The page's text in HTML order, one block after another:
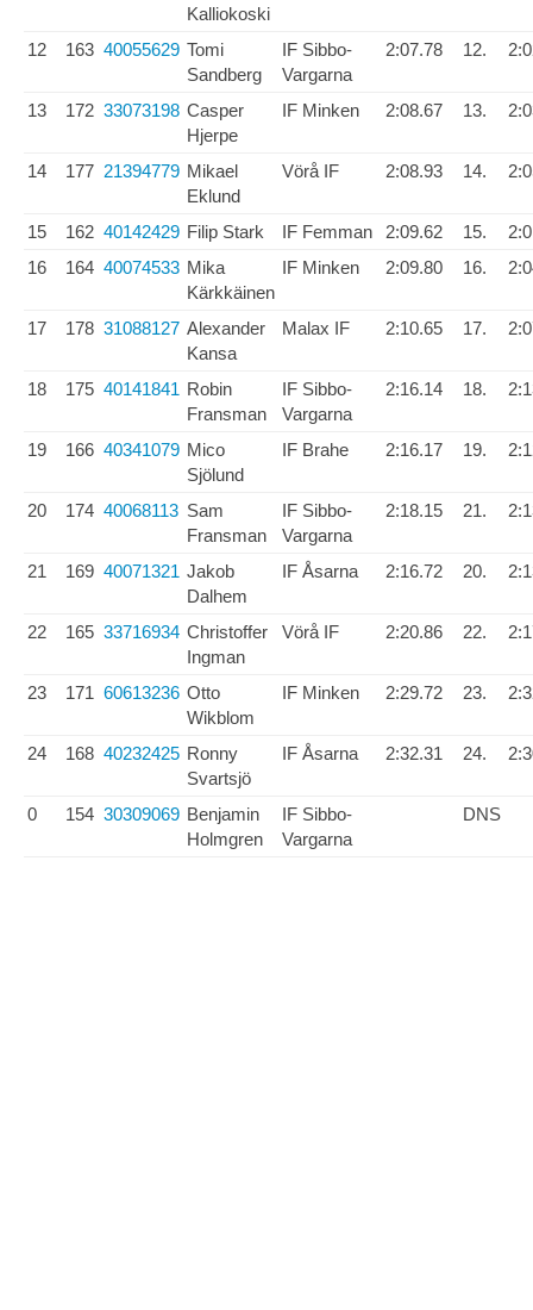
Kalliokoski
12 163 40055629 Tomi
Sandberg
IF Sibbo-
Vargarna
2:07.78 12.
13 172 33073198 Casper
Hjerpe
IF Minken 2:08.67 13.
14 177 21394779 Mikael
Eklund
Vörå IF 2:08.93 14.
15 162 40142429 Filip Stark IF Femman 2:09.62 15.
16
164 40074533 Mika
Kärkkäinen
IF Minken 2:09.80 16.
17 178 31088127 Alexander
Kansa
Malax IF 2:10.65 17.
18 175 40141841 Robin
Fransman
IF Sibbo-
Vargarna
2:16.14 18.
19 166 40341079 Mico
Sjölund
IF Brahe 2:16.17 19.
20 174 40068113 Sam
Fransman
IF Sibbo-
Vargarna
2:18.15 21.
21 169 40071321 Jakob
Dalhem
IF Åsarna 2:16.72 20.
22 165 33716934 Christoffer
Ingman
Vörå IF 2:20.86 22.
23 171 60613236 Otto
Wikblom
IF Minken 2:29.72 23.
24 168 40232425 Ronny
Svartsjö
IF Åsarna 2:32.31 24.
0 154 30309069 Benjamin
Holmgren
IF Sibbo-
Vargarna
DNS